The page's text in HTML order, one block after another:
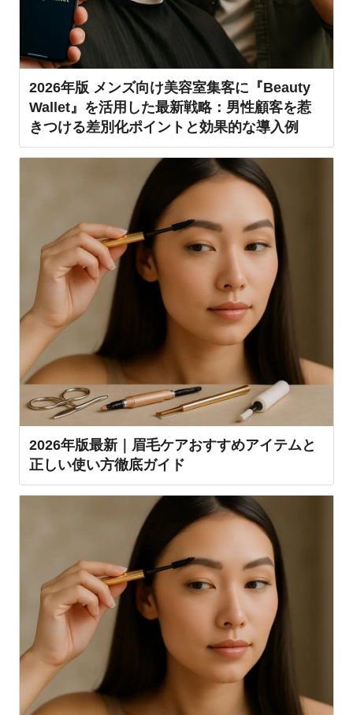
2026年版 メンズ向け美容室集客に『Beauty
Wallet』を活用した最新戦略：男性顧客を惹
きつける差別化ポイントと効果的な導入例
2026年版最新｜眉毛ケアおすすめアイテムと
正しい使い方徹底ガイド